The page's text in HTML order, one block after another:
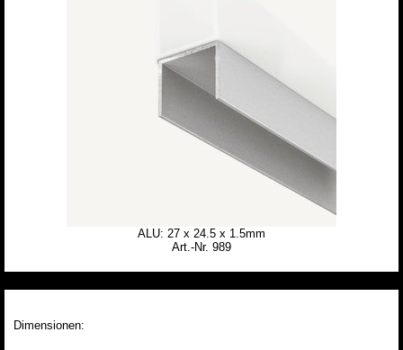
ALU: 27 x 24.5 x 1.5mm
Art.-Nr. 989
Dimensionen: